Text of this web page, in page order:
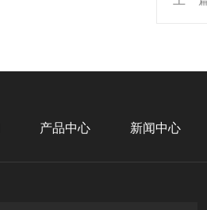
产品中心 新闻中心